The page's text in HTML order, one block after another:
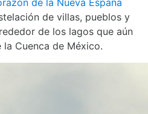
de villas, pueblos y
de los lagos que aún
Cuenca de México.